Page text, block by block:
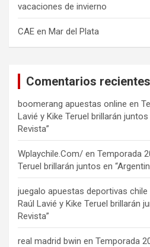
vacaciones de invierno
CAE en Mar del Plata
Comentarios recientes
boomerang apuestas online en
Lavié y Kike Teruel brillarán
Revista”
Wplaychile.Com/ en Temporada
Teruel brillarán juntos en
juegalo apuestas deportivas chile
Raúl Lavié y Kike Teruel brillarán
Revista”
real madrid bwin en Temporada